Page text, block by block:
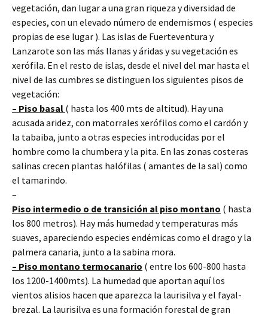
vegetación, dan lugar a una gran riqueza y diversidad de
especies, con un elevado número de endemismos ( especies
propias de ese lugar ). Las islas de Fuerteventura y
Lanzarote son las más llanas y áridas y su vegetación es
xerófila. En el resto de islas, desde el nivel del mar hasta el
nivel de las cumbres se distinguen los siguientes pisos de
vegetación:
– Piso basal ( hasta los 400 mts de altitud). Hay una
acusada aridez, con matorrales xerófilos como el cardón y
la tabaiba, junto a otras especies introducidas por el
hombre como la chumbera y la pita. En las zonas costeras
salinas crecen plantas halófilas ( amantes de la sal) como
el tamarindo.
–
Piso intermedio o de transición al piso montano ( hasta
los 800 metros). Hay más humedad y temperaturas más
suaves, apareciendo especies endémicas como el drago y la
palmera canaria, junto a la sabina mora.
– Piso montano termocanario ( entre los 600-800 hasta
los 1200-1400mts). La humedad que aportan aquí los
vientos alisios hacen que aparezca la laurisilva y el fayal-
brezal. La laurisilva es una formación forestal de gran